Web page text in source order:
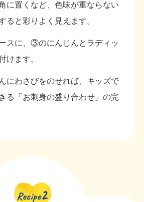
に置くなど、色味が重ならない
ると彩りよく見えます。
スに、③のにんじんとラディッ
けます。
にわさびをのせれば、キッズで
る「お刺身の盛り合わせ」の完